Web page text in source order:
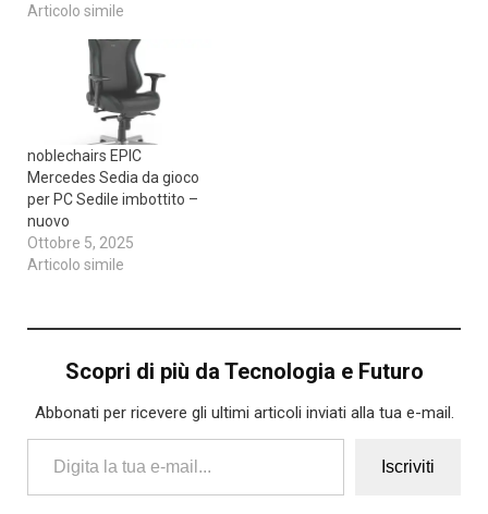
Articolo simile
noblechairs EPIC
Mercedes Sedia da gioco
per PC Sedile imbottito –
nuovo
Ottobre 5, 2025
Articolo simile
Scopri di più da Tecnologia e Futuro
Abbonati per ricevere gli ultimi articoli inviati alla tua e-mail.
Digita la tua e-mail...
Iscriviti